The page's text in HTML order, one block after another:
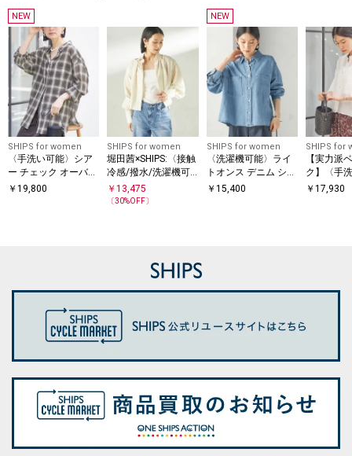
NEW
SHIPS for women
〈手洗い可能〉シア
ー チェック オーバー
サイズ シャツ
￥ 19,800
SHIPS for women
堀田茜×SHIPS:〈接触
冷感/撥水/洗濯機可
能〉TEXBRID(R) ギャ
ザー ブラウス
￥13,475
〔30%OFF〕
NEW
SHIPS for women
〈洗濯機可能〉ライ
トオンス デニム ショ
ート シャツ
￥ 15,400
SHIPS for
【実力派
ク】〈手
シルク混
￥17,930